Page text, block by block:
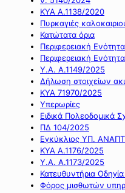
ΚΥΑ Α.1138/2020
Πυρκαγιές
Κατώτατα όρια
Περιφερειακή
Περιφερειακή
Υ.Α. Α.1149/2025
Δήλωση στοιχείων
ΚΥΑ 71970/2025
Υπερωρίες
Ειδικά Πολεοδομικά
ΠΔ 104/2025
Εγκύκλιος ΥΠ.
ΚΥΑ Α.1176/2025
Υ.Α. Α.1173/2025
Κατευθυντήρια
Φόρος μισθωτών